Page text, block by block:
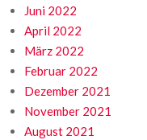
Juni 2022
April 2022
März 2022
Februar 2022
Dezember 2021
November 2021
August 2021